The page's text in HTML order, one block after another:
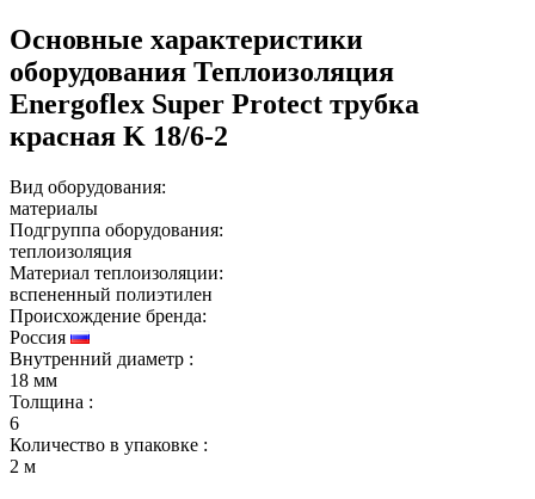
Основные характеристики
оборудования Теплоизоляция
Energoflex Super Protect трубка
красная K 18/6-2
Вид оборудования:
материалы
Подгруппа оборудования:
теплоизоляция
Материал теплоизоляции:
вспененный полиэтилен
Происхождение бренда:
Россия
Внутренний диаметр :
18 мм
Толщина :
6
Количество в упаковке :
2 м